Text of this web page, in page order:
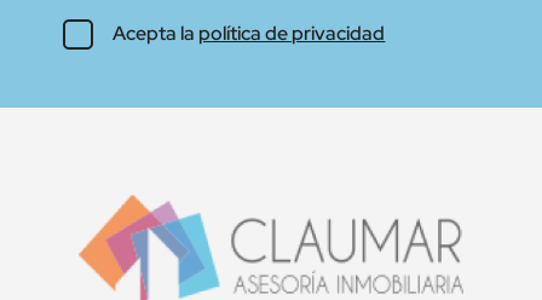
Acepta la política de privacidad